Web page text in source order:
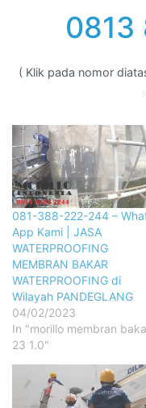
0813
( Klik pada nomor
081-388-222-244 –
App Kami | JASA
WATERPROOFING
MEMBRAN BAKAR
WATERPROOFING di
Wilayah PANDEGLANG
04/02/2023
In "morillo membran
23 1.0"